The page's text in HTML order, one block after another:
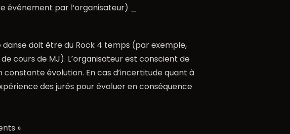
par l’organisateur) _
danse doit être du Rock 4 temps (par exemple,
cours de MJ). L’organisateur est conscient de
constante évolution. En cas d’incertitude quant à
des jurés pour évaluer en conséquence
»